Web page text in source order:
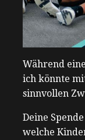
Während
ich könnte
sinnvollen
Deine
welche